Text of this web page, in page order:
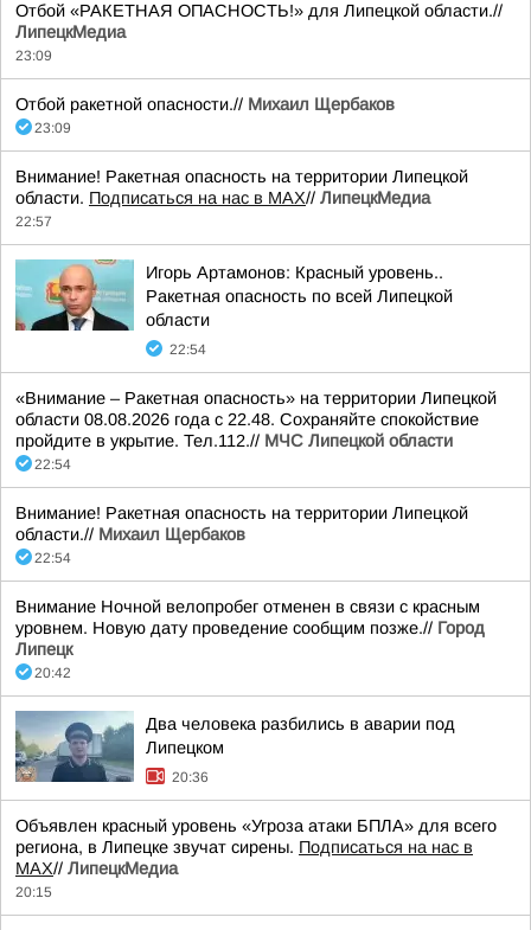
Отбой «РАКЕТНАЯ ОПАСНОСТЬ!» для Липецкой области.//
ЛипецкМедиа
23:09
Отбой ракетной опасности.// Михаил Щербаков
23:09
Внимание! Ракетная опасность на территории Липецкой
области. Подписаться на нас в МАХ// ЛипецкМедиа
22:57
Игорь Артамонов: Красный уровень..
Ракетная опасность по всей Липецкой
области
22:54
«Внимание – Ракетная опасность» на территории Липецкой
области 08.08.2026 года с 22.48. Сохраняйте спокойствие
пройдите в укрытие. Тел.112.// МЧС Липецкой области
22:54
Внимание! Ракетная опасность на территории Липецкой
области.// Михаил Щербаков
22:54
Внимание Ночной велопробег отменен в связи с красным
уровнем. Новую дату проведение сообщим позже.// Город
Липецк
20:42
Два человека разбились в аварии под
Липецком
20:36
Объявлен красный уровень «Угроза атаки БПЛА» для всего
региона, в Липецке звучат сирены. Подписаться на нас в
МАХ// ЛипецкМедиа
20:15